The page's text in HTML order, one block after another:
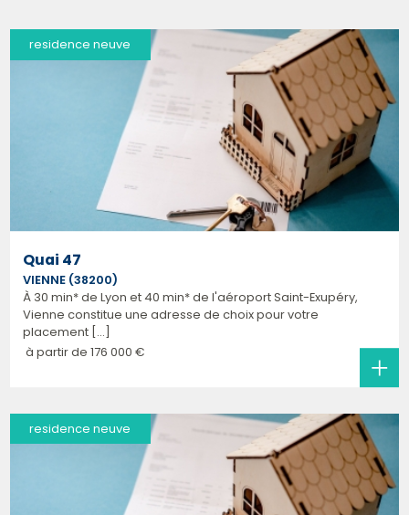
residence neuve
Quai 47
VIENNE (38200)
À 30 min* de Lyon et 40 min* de l'aéroport Saint-Exupéry,
Vienne constitue une adresse de choix pour votre
placement [...]
à partir de 176 000 €
residence neuve